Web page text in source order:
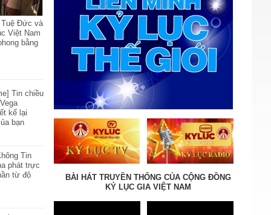
Tuệ Đức và
Việt Nam
bằng
Tin chiều
kế lại
bạn
Tin
phát trực
từ độ
BÀI HÁT TRUYỀN THỐNG CỦA CỘNG ĐỒNG
KỶ LỤC GIA VIỆT NAM
Ra mắt ấn phẩm Kỷ lục - Top - Best
Lâm Đồng đúng dịp Festival Hoa Đà
Lạt lần thứ X năm 2024
16-12-2024
VietKings triển khai Hành trình đề
cử và tôn vinh TOP 50 quán ăn
hoạt động trên 50 năm tại TP.HCM -
Hướng đến Kỷ niệm 50 năm ngày
Giải phóng miền Nam, thống nhất
đất nước
06-06-2024
'Kỷ lục - Top - Best Đắk Nông': Ấn
phẩm phát hành đúng dịp Kỷ niệm
20 năm Ngày tái lập tỉnh Đắk Nông
23-03-2024
VietKings, VietBooks phối hợp Viện
Kỷ lục Việt Nam chính thức phát